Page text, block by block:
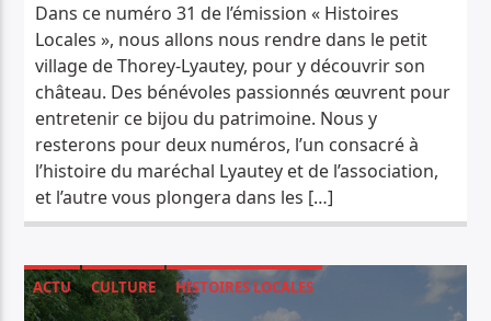
Dans ce numéro 31 de l’émission « Histoires
Locales », nous allons nous rendre dans le petit
village de Thorey-Lyautey, pour y découvrir son
château. Des bénévoles passionnés œuvrent pour
entretenir ce bijou du patrimoine. Nous y
resterons pour deux numéros, l’un consacré à
l’histoire du maréchal Lyautey et de l’association,
et l’autre vous plongera dans les […]
ACTU CULTURE HISTOIRES LOCALES